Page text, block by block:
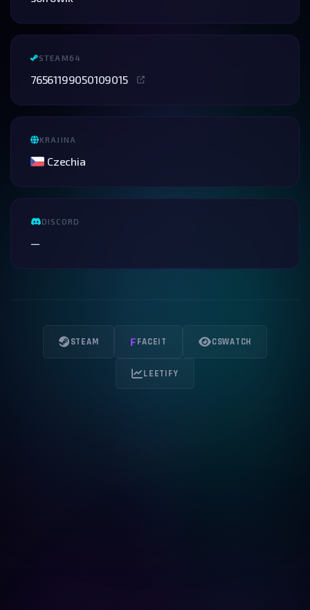
STEAM64
76561199050109015
KRAJINA
Czechia
DISCORD
—
STEAM FFACEIT CSWATCH
LEETIFY